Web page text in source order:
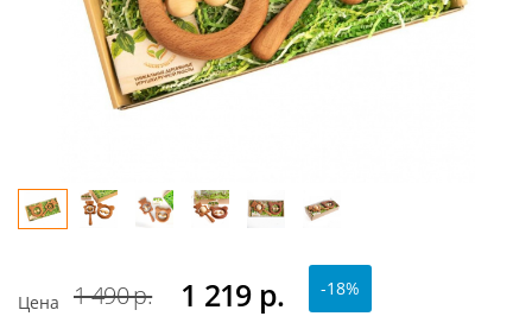
Цена 1 490 р. 1 219 р. -18%